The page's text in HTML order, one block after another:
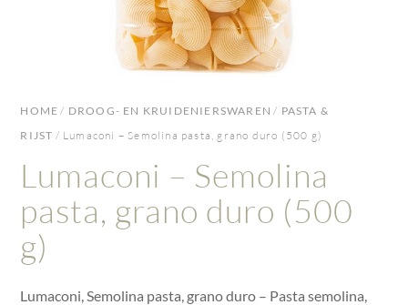
HOME / DROOG- EN KRUIDENIERSWAREN / PASTA &
RIJST / Lumaconi – Semolina pasta, grano duro (500 g)
Lumaconi – Semolina
pasta, grano duro (500
g)
Lumaconi, Semolina pasta, grano duro – Pasta semolina,